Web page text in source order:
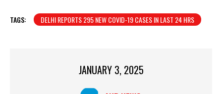
TAGS: DELHI REPORTS 295 NEW COVID-19 CASES IN LAST 24 HRS
JANUARY 3, 2025